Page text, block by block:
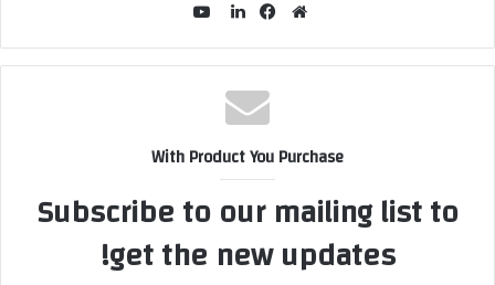
الويب
With Product You Purchase
Subscribe to our mailing list to
get the new updates!